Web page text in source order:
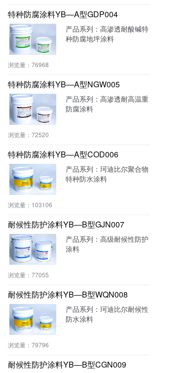
特种防腐涂料YB—A型GDP004
产品系列：高渗透耐酸碱特
种防腐地坪涂料
浏览量： 76968
特种防腐涂料YB—A型NGW005
产品系列：高渗透耐高温重
防腐涂料
浏览量： 72520
特种防腐涂料YB—A型COD006
产品系列：珂迪比尔聚合物
特种防水涂料
浏览量： 103106
耐候性防护涂料YB—B型GJN007
产品系列：高级耐候性防护
涂料
浏览量： 77055
耐候性防护涂料YB—B型WQN008
产品系列：珂迪比尔耐候性
防水涂料
浏览量： 79796
耐候性防护涂料YB—B型CGN009